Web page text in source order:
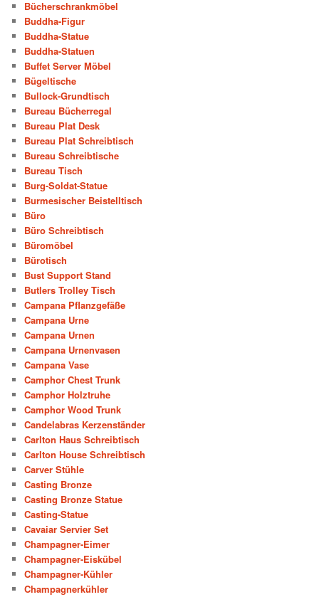
Bücherschrankmöbel
Buddha-Figur
Buddha-Statue
Buddha-Statuen
Buffet Server Möbel
Bügeltische
Bullock-Grundtisch
Bureau Bücherregal
Bureau Plat Desk
Bureau Plat Schreibtisch
Bureau Schreibtische
Bureau Tisch
Burg-Soldat-Statue
Burmesischer Beistelltisch
Büro
Büro Schreibtisch
Büromöbel
Bürotisch
Bust Support Stand
Butlers Trolley Tisch
Campana Pflanzgefäße
Campana Urne
Campana Urnen
Campana Urnenvasen
Campana Vase
Camphor Chest Trunk
Camphor Holztruhe
Camphor Wood Trunk
Candelabras Kerzenständer
Carlton Haus Schreibtisch
Carlton House Schreibtisch
Carver Stühle
Casting Bronze
Casting Bronze Statue
Casting-Statue
Cavaiar Servier Set
Champagner-Eimer
Champagner-Eiskübel
Champagner-Kühler
Champagnerkühler